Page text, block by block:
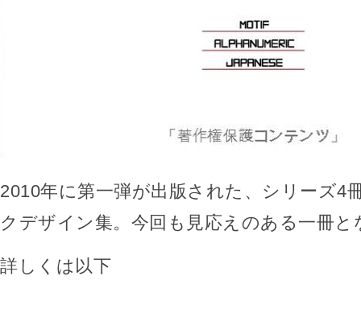
2010年に第一弾が出版された、シリーズ4
クデザイン集。今回も見応えのある一冊
詳しくは以下